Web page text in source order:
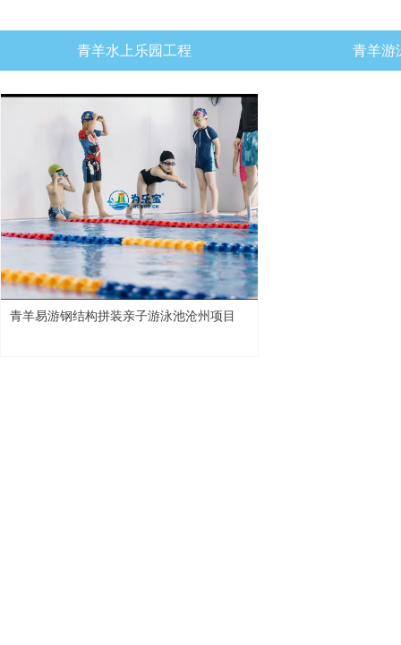
青羊易游钢结构拼装亲子游泳池沧州项目
青羊水上乐园工程 青羊游